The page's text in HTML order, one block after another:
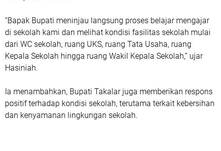
“Bapak Bupati meninjau langsung proses belajar mengajar
di sekolah kami dan melihat kondisi fasilitas sekolah mulai
dari WC sekolah, ruang UKS, ruang Tata Usaha, ruang
Kepala Sekolah hingga ruang Wakil Kepala Sekolah,” ujar
Hasiniah.
Ia menambahkan, Bupati Takalar juga memberikan respons
positif terhadap kondisi sekolah, terutama terkait kebersihan
dan kenyamanan lingkungan sekolah.